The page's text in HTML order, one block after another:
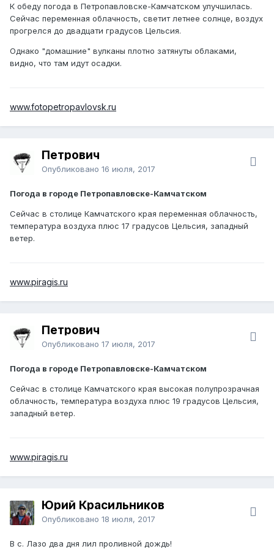
К обеду погода в Петропавловске-Камчатском улучшилась.
Сейчас переменная облачность, светит летнее солнце, воздух
прогрелся до двадцати градусов Цельсия.
Однако "домашние" вулканы плотно затянуты облаками,
видно, что там идут осадки.
www.fotopetropavlovsk.ru
Петрович
Опубликовано 16 июля, 2017
Погода в городе Петропавловске-Камчатском
Сейчас в столице Камчатского края переменная облачность,
температура воздуха плюс 17 градусов Цельсия, западный
ветер.
www.piragis.ru
Петрович
Опубликовано 17 июля, 2017
Погода в городе Петропавловске-Камчатском
Сейчас в столице Камчатского края высокая полупрозрачная
облачность, температура воздуха плюс 19 градусов Цельсия,
западный ветер.
www.piragis.ru
Юрий Красильников
Опубликовано 18 июля, 2017
В с. Лазо два дня лил проливной дождь!